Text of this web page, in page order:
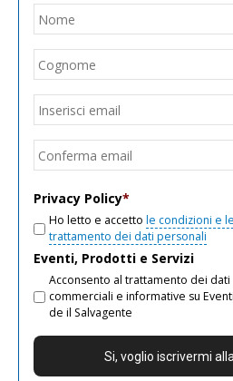
Nome
Email
Privacy Policy*
Ho letto e accetto le condizioni e
trattamento dei dati personali
Eventi, Prodotti e Servizi
Acconsento al trattamento dei
commerciali e informative su
de il Salvagente